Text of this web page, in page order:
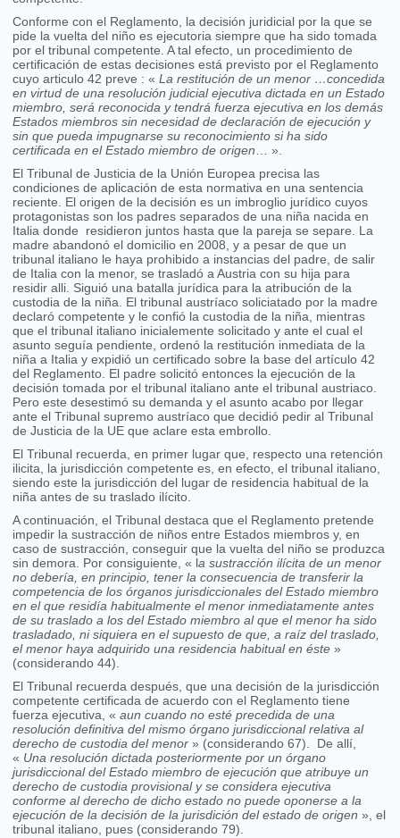
Conforme con el Reglamento, la decisión juridicial por la que se
pide la vuelta del niño es ejecutoria siempre que ha sido tomada
por el tribunal competente. A tal efecto, un procedimiento de
certificación de estas decisiones está previsto por el Reglamento
cuyo articulo 42 preve : «La restitución de un menor …concedida
en virtud de una resolución judicial ejecutiva dictada en un Estado
miembro, será reconocida y tendrá fuerza ejecutiva en los demás
Estados miembros sin necesidad de declaración de ejecución y
sin que pueda impugnarse su reconocimiento si ha sido
certificada en el Estado miembro de origen… ».
El Tribunal de Justicia de la Unión Europea precisa las
condiciones de aplicación de esta normativa en una sentencia
reciente. El origen de la decisión es un imbroglio jurídico cuyos
protagonistas son los padres separados de una niña nacida en
Italia donde residieron juntos hasta que la pareja se separe. La
madre abandonó el domicilio en 2008, y a pesar de que un
tribunal italiano le haya prohibido a instancias del padre, de salir
de Italia con la menor, se trasladó a Austria con su hija para
residir alli. Siguió una batalla jurídica para la atribución de la
custodia de la niña. El tribunal austríaco soliciatado por la madre
declaró competente y le confió la custodia de la niña, mientras
que el tribunal italiano inicialemente solicitado y ante el cual el
asunto seguía pendiente, ordenó la restitución inmediata de la
niña a Italia y expidió un certificado sobre la base del artículo 42
del Reglamento. El padre solicitó entonces la ejecución de la
decisión tomada por el tribunal italiano ante el tribunal austriaco.
Pero este desestimó su demanda y el asunto acabo por llegar
ante el Tribunal supremo austríaco que decidió pedir al Tribunal
de Justicia de la UE que aclare esta embrollo.
El Tribunal recuerda, en primer lugar que, respecto una retención
ilicita, la jurisdicción competente es, en efecto, el tribunal italiano,
siendo este la jurisdicción del lugar de residencia habitual de la
niña antes de su traslado ilícito.
A continuación, el Tribunal destaca que el Reglamento pretende
impedir la sustracción de niños entre Estados miembros y, en
caso de sustracción, conseguir que la vuelta del niño se produzca
sin demora. Por consiguiente, « la sustracción ilícita de un menor
no debería, en principio, tener la consecuencia de transferir la
competencia de los órganos jurisdiccionales del Estado miembro
en el que residía habitualmente el menor inmediatamente antes
de su traslado a los del Estado miembro al que el menor ha sido
trasladado, ni siquiera en el supuesto de que, a raíz del traslado,
el menor haya adquirido una residencia habitual en éste»
(considerando 44).
El Tribunal recuerda después, que una decisión de la jurisdicción
competente certificada de acuerdo con el Reglamento tiene
fuerza ejecutiva, «aun cuando no esté precedida de una
resolución definitiva del mismo órgano jurisdiccional relativa al
derecho de custodia del menor» (considerando 67). De allí,
« Una resolución dictada posteriormente por un órgano
jurisdiccional del Estado miembro de ejecución que atribuye un
derecho de custodia provisional y se considera ejecutiva
conforme al derecho de dicho estado no puede oponerse a la
ejecución de la decisión de la jurisdición del estado de origen », el
tribunal italiano, pues (considerando 79).